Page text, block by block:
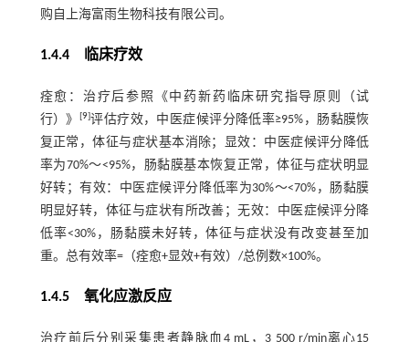
购自上海富雨生物科技有限公司。
1.4.4 临床疗效
痊愈：治疗后参照《中药新药临床研究指导原则（试
行）》
[9]评估疗效，中医症候评分降低率≥95%，肠黏膜恢
复正常，体征与症状基本消除；显效：中医症候评分降低
率为70%～<95%，肠黏膜基本恢复正常，体征与症状明显
好转；有效：中医症候评分降低率为30%～<70%，肠黏膜
明显好转，体征与症状有所改善；无效：中医症候评分降
低率<30%，肠黏膜未好转，体征与症状没有改变甚至加
重。总有效率=（痊愈+显效+有效）/总例数×100%。
1.4.5 氧化应激反应
治疗前后分别采集患者静脉血4 mL，3 500 r/min离心15